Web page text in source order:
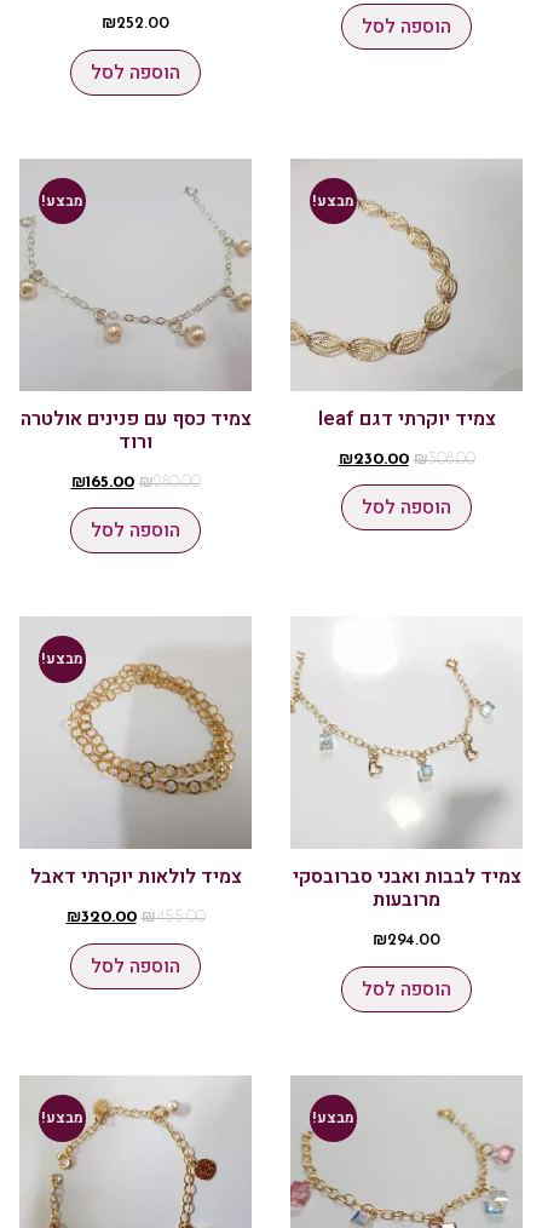
הוספה לסל ₪252.00
הוספה לסל
מבצע!
צמיד יוקרתי דגם leaf
₪308.00
₪230.00
הוספה לסל
מבצע!
צמיד כסף עם פנינים אולטרה
ורוד
₪280.00
₪165.00
הוספה לסל
צמיד לבבות ואבני סברובסקי
מרובעות
₪294.00
הוספה לסל
מבצע!
צמיד לולאות יוקרתי דאבל
₪455.00
₪320.00
הוספה לסל
מבצע! מבצע!